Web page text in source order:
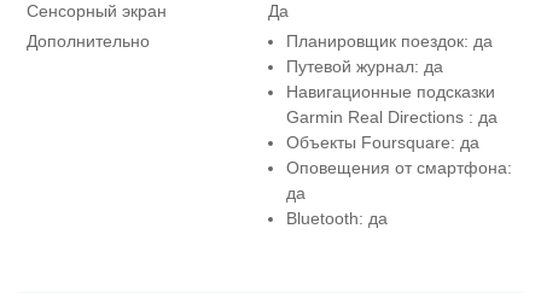
Сенсорный экран
Да
Дополнительно
Планировщик поездок: да
Путевой журнал: да
Навигационные подсказки
Garmin Real Directions : да
Объекты Foursquare: да
Оповещения от смартфона:
да
Bluetooth: да